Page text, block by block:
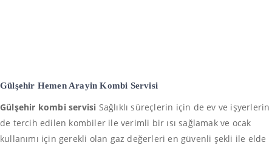
Gülşehir Hemen Arayin Kombi Servisi
Gülşehir kombi servisi Sağlıklı süreçlerin için de ev ve işyerlerin
de tercih edilen kombiler ile verimli bir ısı sağlamak ve ocak
kullanımı için gerekli olan gaz değerleri en güvenli şekli ile elde